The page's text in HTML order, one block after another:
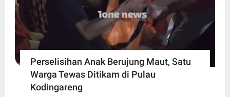
Perselisihan Anak Berujung Maut, Satu
Warga Tewas Ditikam di Pulau
Kodingareng